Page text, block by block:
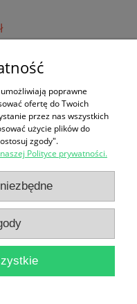
Borysławice
poprawne
ofertę do Twoich
przez nas wszystkich
użycie plików do
zgody".
Polityce prywatności.